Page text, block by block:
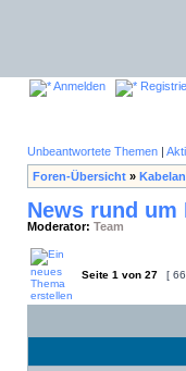
Anmelden
Unbeantwortete Themen |
Foren-Übersicht »
News rund um
Moderator: Team
Seite 1 von 27 [